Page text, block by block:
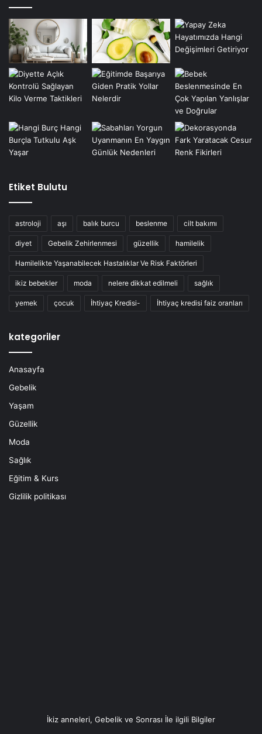
Etiket Bulutu
astroloji aşı balık burcu beslenme cilt bakımı
diyet Gebelik Zehirlenmesi güzellik hamilelik
Hamilelikte Yaşanabilecek Hastalıklar Ve Risk Faktörleri
ikiz bebekler moda nelere dikkat edilmeli sağlık
yemek çocuk İhtiyaç Kredisi- İhtiyaç kredisi faiz oranları
kategoriler
Anasayfa
Gebelik
Yaşam
Güzellik
Moda
Sağlık
Eğitim & Kurs
Gizlilik politikası
İkiz anneleri, Gebelik ve Sonrası İle ilgili Bilgiler